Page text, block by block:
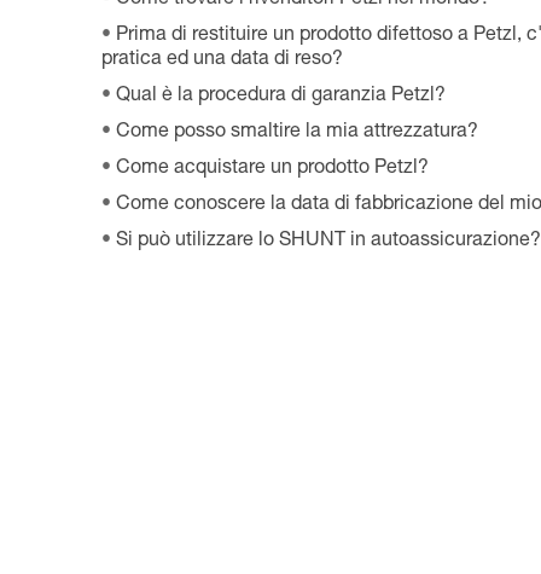
Prima di restituire un prodotto difettoso a Petzl,
pratica ed una data di reso?
Qual è la procedura di garanzia Petzl?
Come posso smaltire la mia attrezzatura?
Come acquistare un prodotto Petzl?
Come conoscere la data di fabbricazione del
Si può utilizzare lo SHUNT in autoassicurazione?